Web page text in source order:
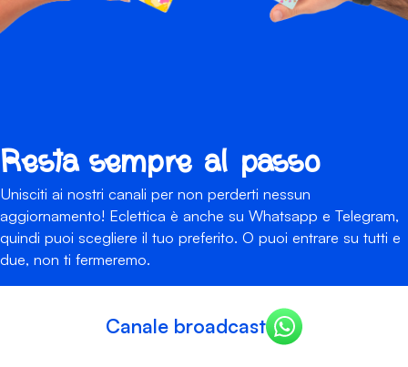
Resta sempre al passo
Unisciti ai nostri canali per non perderti nessun
aggiornamento! Eclettica è anche su Whatsapp e Telegram,
quindi puoi scegliere il tuo preferito. O puoi entrare su tutti e
due, non ti fermeremo.
Canale broadcast